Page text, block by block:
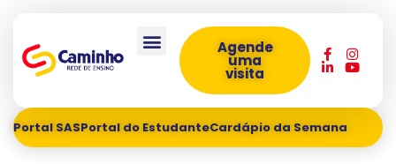
Agende
uma
visita
Portal SASPortal do EstudanteCardápio da Semana